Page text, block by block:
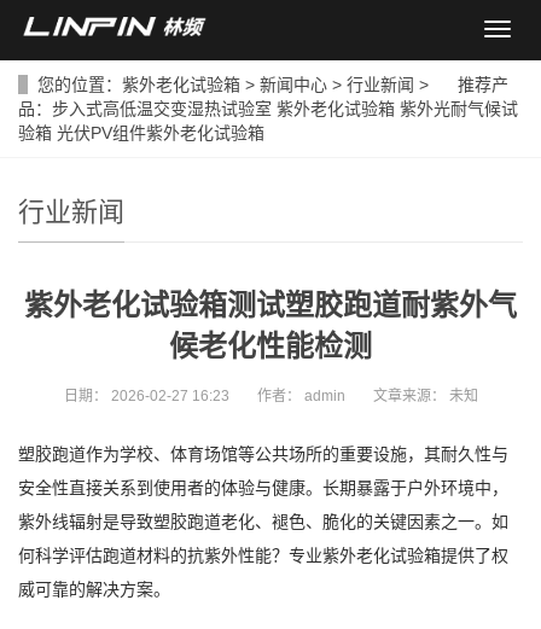
导
菜
单
您的位置： 紫外老化试验箱 > 新闻中心 > 行业新闻 > 推荐产
品： 步入式高低温交变湿热试验室 紫外老化试验箱 紫外光耐气候试
验箱 光伏PV组件紫外老化试验箱
行业新闻
紫外老化试验箱测试塑胶跑道耐紫外气
候老化性能检测
日期： 2026-02-27 16:23 作者： admin 文章来源： 未知
塑胶跑道作为学校、体育场馆等公共场所的重要设施，其耐久性与
安全性直接关系到使用者的体验与健康。长期暴露于户外环境中，
紫外线辐射是导致塑胶跑道老化、褪色、脆化的关键因素之一。如
何科学评估跑道材料的抗紫外性能？专业紫外老化试验箱提供了权
威可靠的解决方案。